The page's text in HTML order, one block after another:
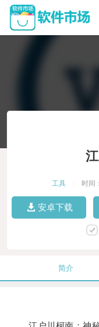
工具 时间
安卓下载
简介